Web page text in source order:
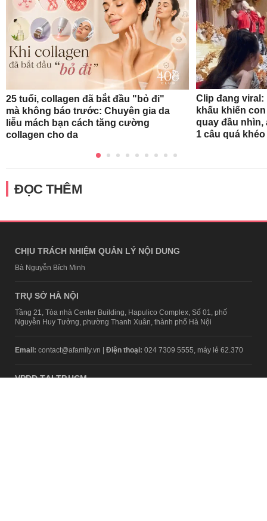
25 tuổi, collagen đã bắt đầu "bỏ đi"
mà không báo trước: Chuyên gia da
liễu mách bạn cách tăng cường
collagen cho da
Clip đang viral:
khấu khiến
quay đầu
1 câu quá khéo
ĐỌC THÊM
CHỊU TRÁCH NHIỆM QUẢN LÝ NỘI DUNG
Bà Nguyễn Bích Minh
TRỤ SỞ HÀ NỘI
Tầng 21, Tòa nhà Center Building, Hapulico Complex, Số 01, phố
Nguyễn Huy Tưởng, phường Thanh Xuân, thành phố Hà Nội
Email: contact@afamily.vn | Điện thoại: 024 7309 5555, máy lẻ 62.370
VPĐD TẠI TP.HCM